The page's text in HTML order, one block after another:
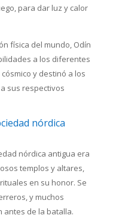
para dar luz y calor
física del mundo, Odín
a los diferentes
y destinó a los
sus respectivos
nórdica
nórdica antigua era
templos y altares,
en su honor. Se
y muchos
antes de la batalla.